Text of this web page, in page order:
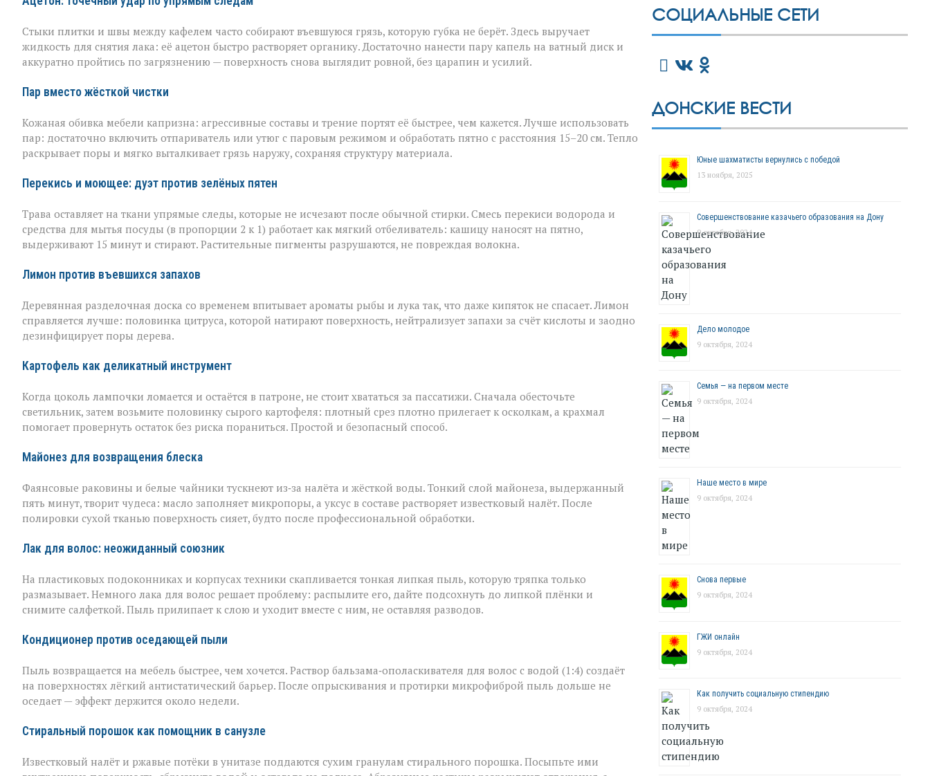
Стыки плитки и швы между кафелем часто собирают въевшуюся грязь, которую губка не берёт. Здесь выручает
жидкость для снятия лака: её ацетон быстро растворяет органику. Достаточно нанести пару капель на ватный диск и
аккуратно пройтись по загрязнению — поверхность снова выглядит ровной, без царапин и усилий.
Пар вместо жёсткой чистки
Кожаная обивка мебели капризна: агрессивные составы и трение портят её быстрее, чем кажется. Лучше использовать
пар: достаточно включить отпариватель или утюг с паровым режимом и обработать пятно с расстояния 15–20 см. Тепло
раскрывает поры и мягко выталкивает грязь наружу, сохраняя структуру материала.
Перекись и моющее: дуэт против зелёных пятен
Трава оставляет на ткани упрямые следы, которые не исчезают после обычной стирки. Смесь перекиси водорода и
средства для мытья посуды (в пропорции 2 к 1) работает как мягкий отбеливатель: кашицу наносят на пятно,
выдерживают 15 минут и стирают. Растительные пигменты разрушаются, не повреждая волокна.
Лимон против въевшихся запахов
Деревянная разделочная доска со временем впитывает ароматы рыбы и лука так, что даже кипяток не спасает. Лимон
справляется лучше: половинка цитруса, которой натирают поверхность, нейтрализует запахи за счёт кислоты и заодно
дезинфицирует поры дерева.
Картофель как деликатный инструмент
Когда цоколь лампочки ломается и остаётся в патроне, не стоит хвататься за пассатижи. Сначала обесточьте
светильник, затем возьмите половинку сырого картофеля: плотный срез плотно прилегает к осколкам, а крахмал
помогает провернуть остаток без риска пораниться. Простой и безопасный способ.
Майонез для возвращения блеска
Фаянсовые раковины и белые чайники тускнеют из‑за налёта и жёсткой воды. Тонкий слой майонеза, выдержанный
пять минут, творит чудеса: масло заполняет микропоры, а уксус в составе растворяет известковый налёт. После
полировки сухой тканью поверхность сияет, будто после профессиональной обработки.
Лак для волос: неожиданный союзник
На пластиковых подоконниках и корпусах техники скапливается тонкая липкая пыль, которую тряпка только
размазывает. Немного лака для волос решает проблему: распылите его, дайте подсохнуть до липкой плёнки и
снимите салфеткой. Пыль прилипает к слою и уходит вместе с ним, не оставляя разводов.
Кондиционер против оседающей пыли
Пыль возвращается на мебель быстрее, чем хочется. Раствор бальзама‑ополаскивателя для волос с водой (1:4) создаёт
на поверхностях лёгкий антистатический барьер. После опрыскивания и протирки микрофиброй пыль дольше не
оседает — эффект держится около недели.
Стиральный порошок как помощник в санузле
Известковый налёт и ржавые потёки в унитазе поддаются сухим гранулам стирального порошка. Посыпьте ими
СОЦИАЛЬНЫЕ СЕТИ
ДОНСКИЕ ВЕСТИ
Юные шахматисты вернулись с победой
13 ноября, 2025
Совершенствование казачьего образования на Дону
9 октября, 2024
Дело молодое
9 октября, 2024
Семья — на первом месте
9 октября, 2024
Наше место в мире
9 октября, 2024
Снова первые
9 октября, 2024
ГЖИ онлайн
9 октября, 2024
Как получить социальную стипендию
9 октября, 2024